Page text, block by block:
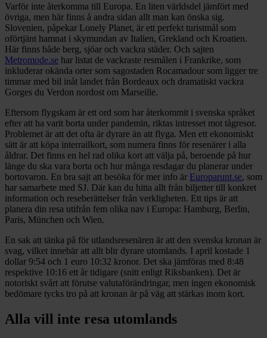
Varför inte återkomma till Europa. En liten världsdel jämfört med
övriga, men här finns å andra sidan allt man kan önska sig.
Slovenien, påpekar Lonely Planet, är ett perfekt turistmål som
oförtjänt hamnat i skymundan av Italien, Grekland och Kroatien.
Här finns både berg, sjöar och vackra städer. Och sajten
Metromode.se har listat de vackraste resmålen i Frankrike, som
inkluderar okända orter som sagostaden Rocamadour som ligger tre
timmar med bil inåt landet från Bordeaux och dramatiskt vackra
Gorges du Verdon nordost om Marseille.
Eftersom flygskam är ett ord som har återkommit i svenska språket
efter att ha varit borta under pandemin, riktas intresset mot tågresor.
Problemet är att det ofta är dyrare än att flyga. Men ett ekonomiskt
sätt är att köpa interrailkort, som numera finns för resenärer i alla
åldrar. Det finns en hel rad olika kort att välja på, beroende på hur
länge du ska vara borta och hur många resdagar du planerar under
bortovaron. En bra sajt att besöka för mer info är Europarunt.se, som
har samarbete med SJ. Där kan du hitta allt från biljetter till konkret
information och reseberättelser från verkligheten. Ett tips är att
planera din resa utifrån fem olika nav i Europa: Hamburg, Berlin,
Paris, München och Wien.
En sak att tänka på för utlandsresenären är att den svenska kronan är
svag, vilket innebär att allt blir dyrare utomlands. I april kostade 1
dollar 9:54 och 1 euro 10:32 kronor. Det ska jämföras med 8:48
respektive 10:16 ett år tidigare (snitt enligt Riksbanken). Det är
notoriskt svårt att förutse valutaförändringar, men ingen ekonomisk
bedömare tycks tro på att kronan är på väg att stärkas inom kort.
Alla vill inte resa utomlands